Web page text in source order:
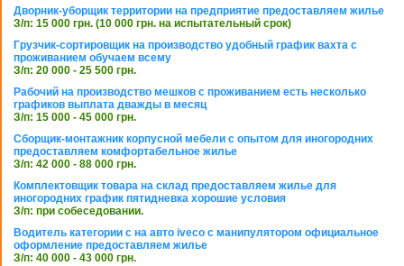
Дворник-уборщик территории на предприятие предоставляем жилье
З/п: 15 000 грн. (10 000 грн. на испытательный срок)
Грузчик-сортировщик на производство удобный график вахта с
проживанием обучаем всему
З/п: 20 000 - 25 500 грн.
Рабочий на производство мешков с проживанием есть несколько
графиков выплата дважды в месяц
З/п: 15 000 - 45 000 грн.
Сборщик-монтажник корпусной мебели с опытом для иногородних
предоставляем комфортабельное жилье
З/п: 42 000 - 88 000 грн.
Комплектовщик товара на склад предоставляем жилье для
иногородних график пятидневка хорошие условия
З/п: при собеседовании.
Водитель категории с на авто iveco с манипулятором официальное
оформление предоставляем жилье
З/п: 40 000 - 43 000 грн.